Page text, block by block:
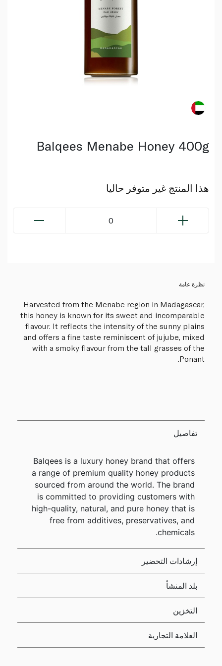
Balqees Menabe Honey 400g
هذا المنتج غير متوفر حاليا
0
نظرة عامة
Harvested from the Menabe region in Madagascar,
this honey is known for its sweet and incomparable
flavour. It reflects the intensity of the sunny plains
and offers a fine taste reminiscent of jujube, mixed
with a smoky flavour from the tall grasses of the
Ponant.
تفاصيل
Balqees is a luxury honey brand that offers
a range of premium quality honey products
sourced from around the world. The brand
is committed to providing customers with
high-quality, natural, and pure honey that is
free from additives, preservatives, and
chemicals.
إرشادات التحضير
بلد المنشأ
التخزين
العلامة التجارية